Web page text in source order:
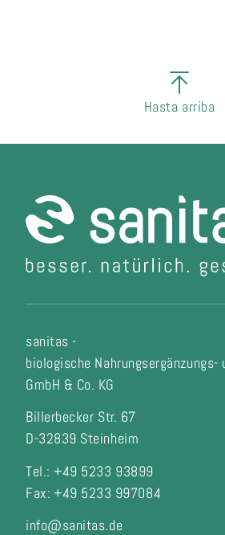
Hasta arriba
sanitas -
biologische
GmbH & Co. KG
Billerbecker Str. 67
D-32839 Steinheim
Tel.: +49 5233 93899
Fax: +49 5233 997084
info@sanitas.de